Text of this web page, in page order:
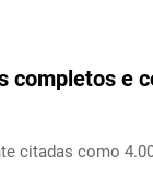
e
citadas como